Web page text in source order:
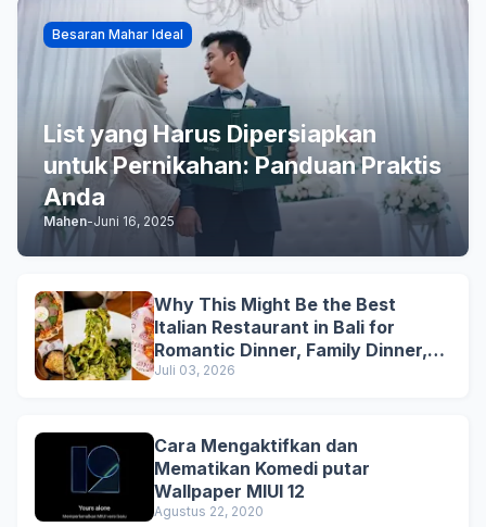
Besaran Mahar Ideal
List yang Harus Dipersiapkan
untuk Pernikahan: Panduan Praktis
Anda
Mahen-Juni 16, 2025
Why This Might Be the Best
Italian Restaurant in Bali for
Romantic Dinner, Family Dinner,
and Business Lunch
Juli 03, 2026
Cara Mengaktifkan dan
Mematikan Komedi putar
Wallpaper MIUI 12
Agustus 22, 2020